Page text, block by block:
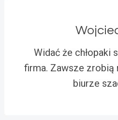
Widać że chłopaki
firma. Zawsze zrobią
biurze